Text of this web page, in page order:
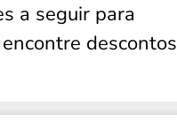
a seguir para
descontos